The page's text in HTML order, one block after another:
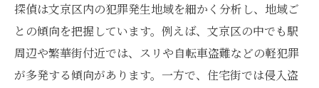
探偵は文京区内の犯罪発生地域を細かく分析し、地域ご
との傾向を把握しています。例えば、文京区の中でも駅
周辺や繁華街付近では、スリや自転車盗難などの軽犯罪
が多発する傾向があります。一方で、住宅街では侵入盗